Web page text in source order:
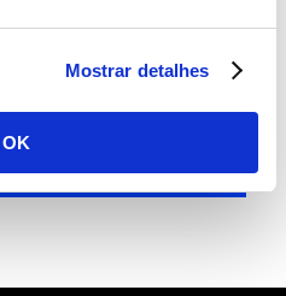
Mostrar detalhes
OK
DE